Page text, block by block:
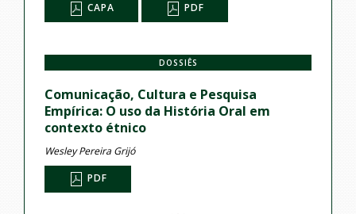
CAPA PDF
DOSSIÊS
Comunicação, Cultura e Pesquisa
Empírica: O uso da História Oral em
contexto étnico
Wesley Pereira Grijó
PDF